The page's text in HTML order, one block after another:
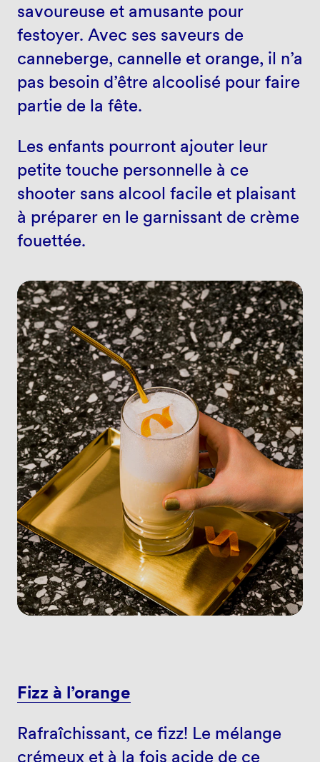
savoureuse et amusante pour
festoyer. Avec ses saveurs de
canneberge, cannelle et orange, il n’a
pas besoin d’être alcoolisé pour faire
partie de la fête.
Les enfants pourront ajouter leur
petite touche personnelle à ce
shooter sans alcool facile et plaisant
à préparer en le garnissant de crème
fouettée.
Fizz à l’orange
Rafraîchissant, ce fizz! Le mélange
crémeux et à la fois acide de ce